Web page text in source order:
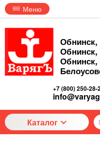
Меню
Обнинск,
Обнинск,
Обнинск,
+7 (800) 250-28-
Каталог